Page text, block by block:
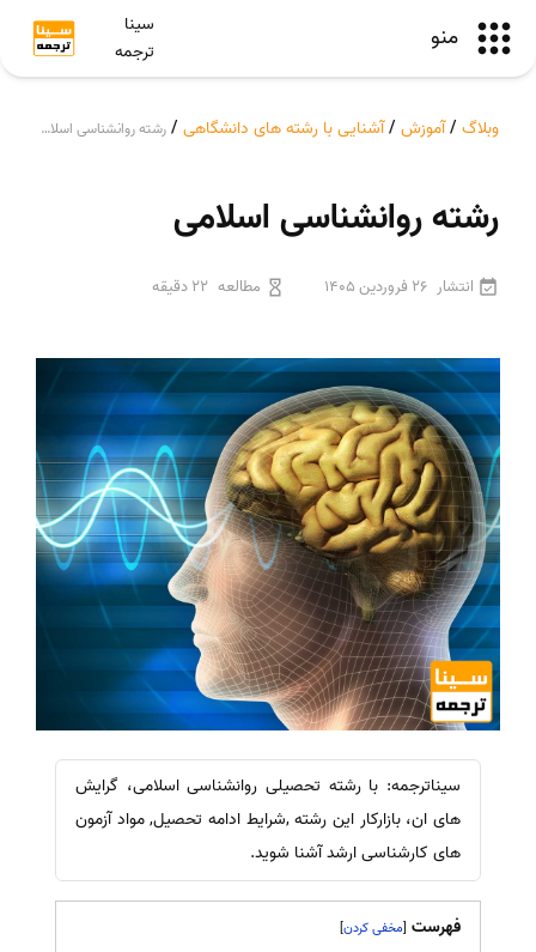
منو
سینا
ترجمه
وبلاگ /آموزش /آشنایی با رشته های دانشگاهی / رشته روانشناسی اسلامی
رشته روانشناسی اسلامی
انتشار 26 فروردین 1405 مطالعه 22 دقیقه
سیناترجمه: با رشته تحصیلی روانشناسی اسلامی، گرایش
های ان، بازارکار این رشته ,شرایط ادامه تحصیل, مواد آزمون
های کارشناسی ارشد آشنا شوید.
فهرست [
]